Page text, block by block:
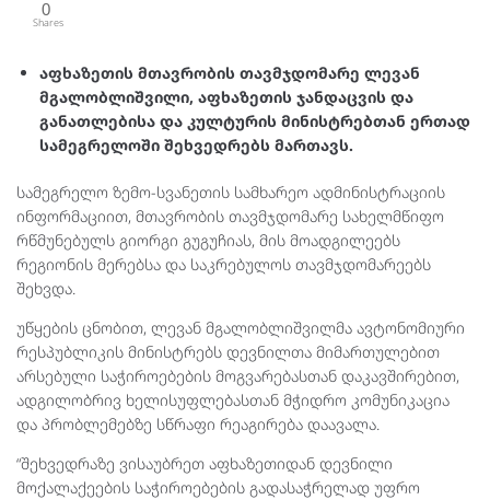
0
Shares
აფხაზეთის მთავრობის თავმჯდომარე ლევან
მგალობლიშვილი, აფხაზეთის ჯანდაცვის და
განათლებისა და კულტურის მინისტრებთან ერთად
სამეგრელოში შეხვედრებს მართავს.
სამეგრელო ზემო-სვანეთის სამხარეო ადმინისტრაციის
ინფორმაციით, მთავრობის თავმჯდომარე სახელმწიფო
რწმუნებულს გიორგი გუგუჩიას, მის მოადგილეებს
რეგიონის მერებსა და საკრებულოს თავმჯდომარეებს
შეხვდა.
უწყების ცნობით, ლევან მგალობლიშვილმა ავტონომიური
რესპუბლიკის მინისტრებს დევნილთა მიმართულებით
არსებული საჭიროებების მოგვარებასთან დაკავშირებით,
ადგილობრივ ხელისუფლებასთან მჭიდრო კომუნიკაცია
და პრობლემებზე სწრაფი რეაგირება დაავალა.
“შეხვედრაზე ვისაუბრეთ აფხაზეთიდან დევნილი
მოქალაქეების საჭიროებების გადასაჭრელად უფრო